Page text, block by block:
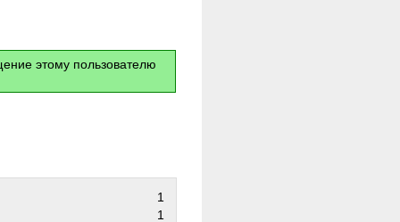
этому пользователю
1
1